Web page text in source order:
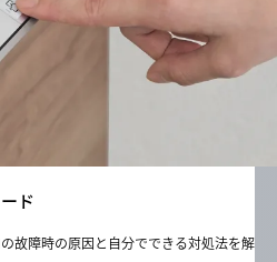
ド
故障時の原因と自分でできる対処法を解